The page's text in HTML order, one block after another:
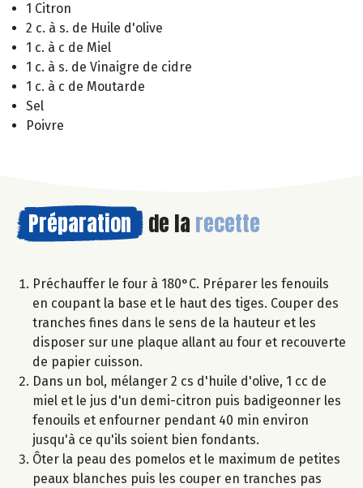
1 Citron
2 c. à s. de Huile d'olive
1 c. à c de Miel
1 c. à s. de Vinaigre de cidre
1 c. à c de Moutarde
Sel
Poivre
Préparation de la recette
Préchauffer le four à 180°C. Préparer les fenouils
en coupant la base et le haut des tiges. Couper des
tranches fines dans le sens de la hauteur et les
disposer sur une plaque allant au four et recouverte
de papier cuisson.
Dans un bol, mélanger 2 cs d'huile d'olive, 1 cc de
miel et le jus d'un demi-citron puis badigeonner les
fenouils et enfourner pendant 40 min environ
jusqu'à ce qu'ils soient bien fondants.
Ôter la peau des pomelos et le maximum de petites
peaux blanches puis les couper en tranches pas